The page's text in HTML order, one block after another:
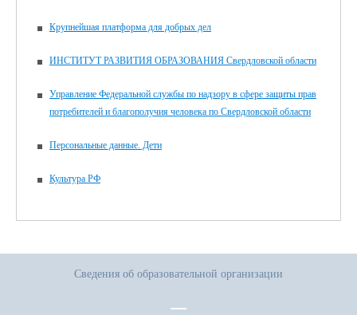
Крупнейшая платформа для добрых дел
ИНСТИТУТ РАЗВИТИЯ ОБРАЗОВАНИЯ Свердловской области
Управление Федеральной службы по надзору в сфере защиты прав
потребителей и благополучия человека по Свердловской области
Персональные данные. Дети
Культура РФ
Сведения об образовательной организации